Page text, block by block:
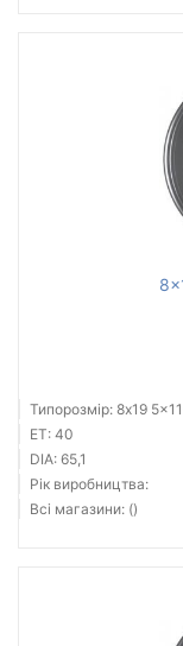
Типорозмір: 8x19
ET: 40
DIA: 65,1
Рік виробництва:
Всі магазини: ()